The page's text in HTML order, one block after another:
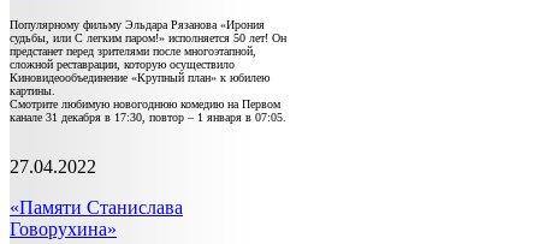
Популярному фильму Эльдара Рязанова «Ирония
судьбы, или С легким паром!» исполняется 50 лет! Он
предстанет перед зрителями после многоэтапной,
сложной реставрации, которую осуществило
Киновидеообъединение «Крупный план» к юбилею
картины.
Смотрите любимую новогоднюю комедию на Первом
канале 31 декабря в 17:30, повтор – 1 января в 07:05.
27.04.2022
«Памяти Станислава
Говорухина»